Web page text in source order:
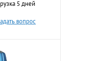
5 дней
вопрос